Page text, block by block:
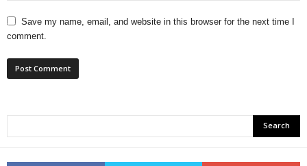
Save my name, email, and website in this browser for the next time I
comment.